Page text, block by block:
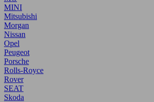
MINI
Mitsubishi
Morgan
Nissan
Opel
Peugeot
Porsche
Rolls-Royce
Rover
SEAT
Skoda